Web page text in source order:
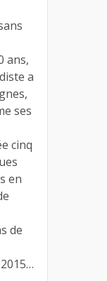
ans,
a
ses
cinq
en
de